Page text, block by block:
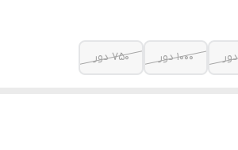
۱۰۰۰ دور ۷۵۰ دور